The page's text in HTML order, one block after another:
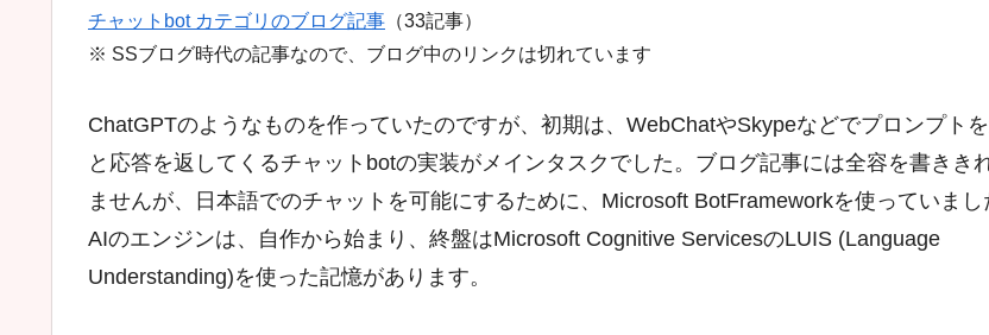
チャットbot カテゴリのブログ記事 （33記事）
※ SSブログ時代の記事なので、ブログ中のリンクは切れています
ChatGPTのようなものを作っていたのですが、初期は、WebChatやSkypeなどでプロンプト
と応答を返してくるチャットbotの実装がメインタスクでした。ブログ記事には全容を書きき
ませんが、日本語でのチャットを可能にするために、Microsoft BotFrameworkを使っていまし
AIのエンジンは、自作から始まり、終盤はMicrosoft Cognitive ServicesのLUIS (Language
Understanding)を使った記憶があります。